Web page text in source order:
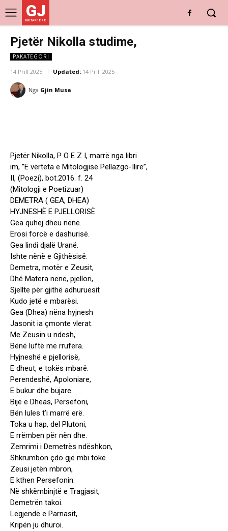
GJ
DRITARE E RE
Pjetër Nikolla studime,
PAKATEGORI
14 Prill 2025 Updated: 14 Prill 2025
Nga Gjin Musa
Pjetër Nikolla, P O E Z I, marrë nga libri
im, ”E vërteta e Mitologjisë Pellazgo-Ilire”,
II, (Poezi), bot.2016. f. 24
(Mitologji e Poetizuar)
DEMETRA ( GEA, DHEA)
HYJNESHË E PJELLORISË
Gea quhej dheu nënë.
Erosi forcë e dashurisë.
Gea lindi djalë Uranë.
Ishte nënë e Gjithësisë.
Demetra, motër e Zeusit,
Dhé Matera nënë, pjellori,
Sjellte për gjithë adhuruesit
Kudo jetë e mbarësi.
Gea (Dhea) nëna hyjnesh
Jasonit ia çmonte vlerat.
Me Zeusin u ndesh,
Bënë luftë me rrufera.
Hyjneshë e pjellorisë,
E dheut, e tokës mbarë.
Perendeshë, Apoloniare,
E bukur dhe bujare.
Bijë e Dheas, Persefoni,
Bën lules t’i marrë erë.
Toka u hap, del Plutoni,
E rrëmben për nën dhe.
Zemrimi i Demetrës ndëshkon,
Shkrumbon çdo gjë mbi tokë.
Zeusi jetën mbron,
E kthen Persefonin.
Në shkëmbinjtë e Tragjasit,
Demetrën takoi.
Legjendë e Parnasit,
Kripën ju dhuroi.